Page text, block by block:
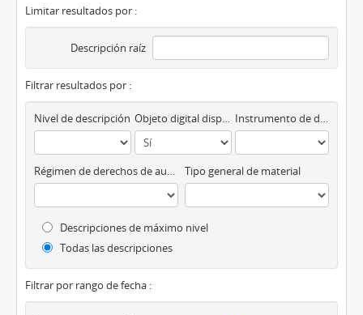
Limitar resultados por :
Descripción raíz
Filtrar resultados por :
Nivel de descripción Objeto digital disponibles Instrumento de descripción
Régimen de derechos de autor Tipo general de material
Descripciones de máximo nivel
Todas las descripciones
Filtrar por rango de fecha :